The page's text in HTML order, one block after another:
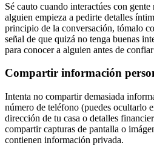
Sé cauto cuando interactúes con
alguien empieza a pedirte detalles
principio de la conversación, tómalo
señal de que quizá no tenga buenas
para conocer a alguien antes de
Compartir información
Intenta no compartir demasiada
número de teléfono (puedes ocultarlo
dirección de tu casa o detalles
compartir capturas de pantalla o
contienen información privada.